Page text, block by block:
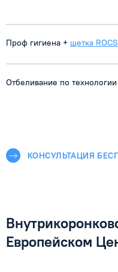
Проф гигиена + щетка
Отбеливание по
КОНСУЛЬТАЦИЯ
Европейском